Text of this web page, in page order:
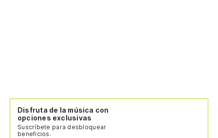
Disfruta de la música con
opciones exclusivas
Suscríbete para desbloquear
beneficios.